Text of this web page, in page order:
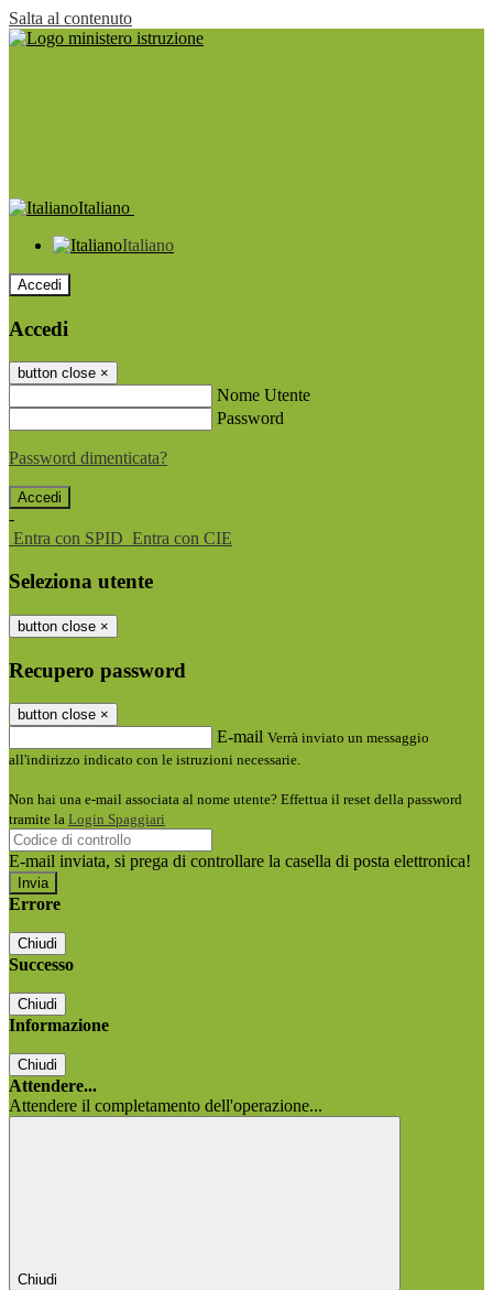
Salta al contenuto
Italiano
Italiano
Accedi
Accedi
button close ×
Nome Utente
Password
Password dimenticata?
-
Entra con SPID Entra con CIE
Seleziona utente
button close ×
Recupero password
button close ×
E-mail Verrà inviato un messaggio
all'indirizzo indicato con le istruzioni necessarie.
Non hai una e-mail associata al nome utente? Effettua il reset della password
tramite la Login Spaggiari
E-mail inviata, si prega di controllare la casella di posta elettronica!
Errore
Chiudi
Successo
Chiudi
Informazione
Chiudi
Attendere...
Attendere il completamento dell'operazione...
Chiudi